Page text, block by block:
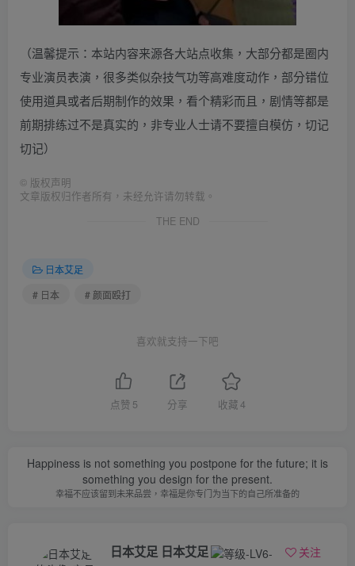
（温馨提示：本站内容来源各大站点收集，大部分都是圈内
专业演员表演，很多类似杂技气功等高难度动作，部分错位
使用道具或者后期制作的效果，看个精彩而且，剧情等都是
前期排练过不是真实的，非专业人士请不要擅自模仿，切记
切记）
© 版权声明
文章版权归作者所有，未经允许请勿转载。
THE END
日本艾足
# 日本
# 颜面殴打
喜欢就支持一下吧
点赞 5 分享 收藏4
Happiness is not something you postpone for the future; it is
something you design for the present.
幸福不应该留到未来品尝，幸福是你专门为当下的自己所准备的
日本艾足 日本艾足 关注